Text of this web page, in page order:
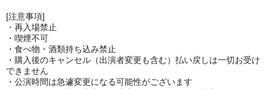
[注意事項]
・再入場禁止
・喫煙不可
・ 食べ物・酒類持ち込み禁止
・購入後のキャンセル（出演者変更も含む）払い戻しは一切お受け
できません
・公演時間は急遽変更になる可能性がございます